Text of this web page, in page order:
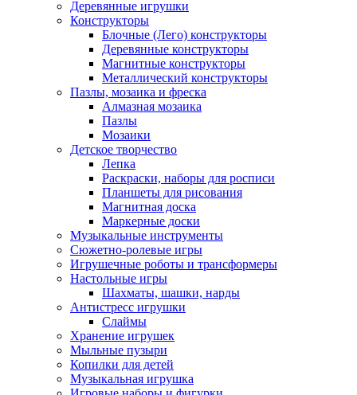
Деревянные игрушки
Конструкторы
Блочные (Лего) конструкторы
Деревянные конструкторы
Магнитные конструкторы
Металлический конструкторы
Пазлы, мозаика и фреска
Алмазная мозаика
Пазлы
Мозаики
Детское творчество
Лепка
Раскраски, наборы для росписи
Планшеты для рисования
Магнитная доска
Маркерные доски
Музыкальные инструменты
Сюжетно-ролевые игры
Игрушечные роботы и трансформеры
Настольные игры
Шахматы, шашки, нарды
Антистресс игрушки
Слаймы
Хранение игрушек
Мыльные пузыри
Копилки для детей
Музыкальная игрушка